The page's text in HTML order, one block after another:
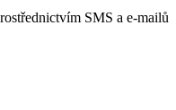
SMS a e-mailů